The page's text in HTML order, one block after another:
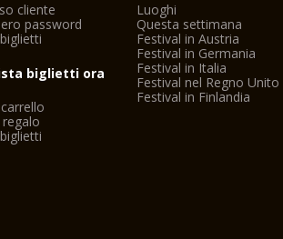
cliente
password
biglietti ora
Luoghi
Questa settimana
Festival in Austria
Festival in Germania
Festival in Italia
Festival nel Regno Unito
Festival in Finlandia